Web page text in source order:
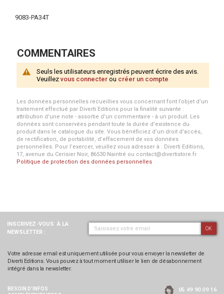
Plus
9083-PA34T
COMMENTAIRES
Seuls les utilisateurs enregistrés peuvent écrire des avis.
Veuillezvous connecter ou créer un compte
Les données personnelles recueillies vous concernant font l’objet d’un
traitement effectué par Diverti Editions pour la finalité suivante :
attribution d'une note - assortie d'un commentaire - à un produit. Les
données sont conservées pendant toute la durée d'existence du
produit dans le catalogue du site. Vous bénéficiez d’un droit d’accès,
de rectification, de portabilité, d’effacement de vos données
personnelles. Pour l’exercer, veuillez vous adresser à : Diverti Editions,
17, avenue du Cerisier Noir, 86530 Naintré ou contact@divertistore.fr.
Politique de protection des données personnelles
INSCRIVEZ-VOUS À LA
NEWSLETTER :
OK
Votre adresse email est uniquement utilisée pour vous envoyer la newsletter de
Diverti Editions. Vous pouvez à tout moment utiliser le lien de désabonnement
intégré dans la newsletter.
BESOIN D’INFOS
05 49 90 09 16